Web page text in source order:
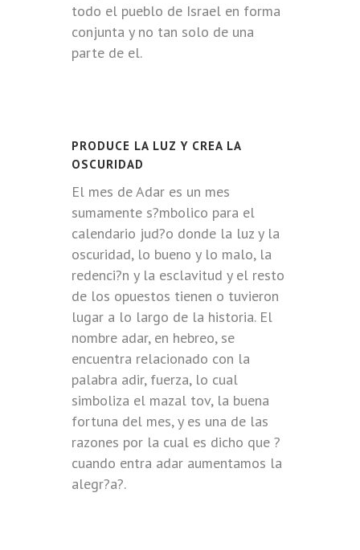
todo el pueblo de Israel en forma
conjunta y no tan solo de una
parte de el.
PRODUCE LA LUZ Y CREA LA
OSCURIDAD
El mes de Adar es un mes
sumamente s?mbolico para el
calendario jud?o donde la luz y la
oscuridad, lo bueno y lo malo, la
redenci?n y la esclavitud y el resto
de los opuestos tienen o tuvieron
lugar a lo largo de la historia. El
nombre adar, en hebreo, se
encuentra relacionado con la
palabra adir, fuerza, lo cual
simboliza el mazal tov, la buena
fortuna del mes, y es una de las
razones por la cual es dicho que ?
cuando entra adar aumentamos la
alegr?a?.